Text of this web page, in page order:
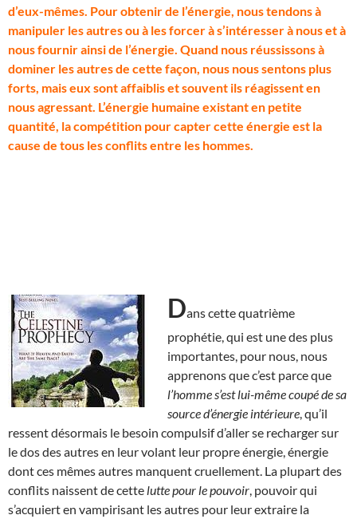
d’eux-mêmes. Pour obtenir de l’énergie, nous tendons à
manipuler les autres ou à les forcer à s’intéresser à nous et à
nous fournir ainsi de l’énergie. Quand nous réussissons à
dominer les autres de cette façon, nous nous sentons plus
forts, mais eux sont affaiblis et souvent ils réagissent en
nous agressant. L’énergie humaine existant en petite
quantité, la compétition pour capter cette énergie est la
cause de tous les conflits entre les hommes.
Dans cette quatrième
prophétie, qui est une des plus
importantes, pour nous, nous
apprenons que c’est parce que
l’homme s’est lui-même coupé de sa
source d’énergie intérieure , qu’il
ressent désormais le besoin compulsif d’aller se recharger sur
le dos des autres en leur volant leur propre énergie, énergie
dont ces mêmes autres manquent cruellement. La plupart des
conflits naissent de cette lutte pour le pouvoir , pouvoir qui
s’acquiert en vampirisant les autres pour leur extraire la